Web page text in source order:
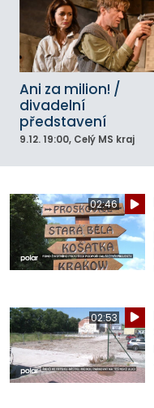
Ani za milion! /
divadelní
představení
9.12. 19:00, Celý MS kraj
02:46
02:53